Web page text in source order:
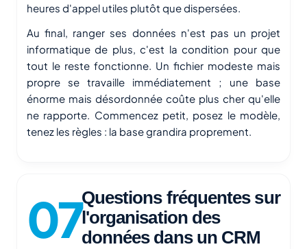
heures d'appel utiles plutôt que dispersées.
Au final, ranger ses données n'est pas un projet
informatique de plus, c'est la condition pour que
tout le reste fonctionne. Un fichier modeste mais
propre se travaille immédiatement ; une base
énorme mais désordonnée coûte plus cher qu'elle
ne rapporte. Commencez petit, posez le modèle,
tenez les règles : la base grandira proprement.
Questions fréquentes sur
l'organisation des
données dans un CRM